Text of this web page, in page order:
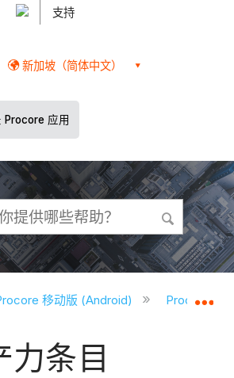
支持
新加坡（简体中文）
Procore 应用
全局层次
移动版 (Android) Procore
力条目